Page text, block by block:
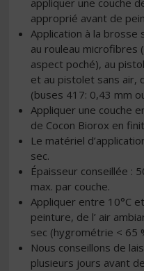
appliquer une couche
approprié avant de
Application à la
au rouleau microfibres
aspect poché), au
et au pistolet sans air,
(buses 417: 0,43 mm
Appliquer une couche
de Cocon Biorox en
Le matériel
sec.
Épaisseur conseillée :
max. par couche.
Appliquer entre 10°C
peinture, de l’ air
sec (hygrométrie < 65
Nous conseillons de
plusieurs jours avant